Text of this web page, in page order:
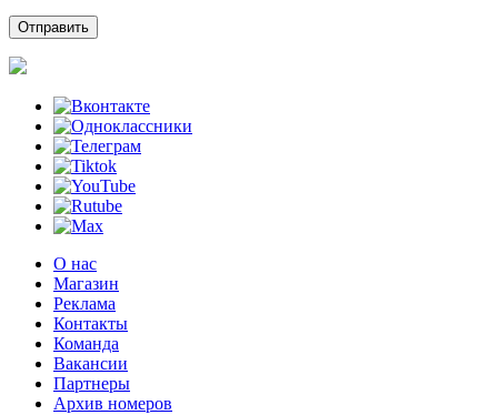
О нас
Магазин
Реклама
Контакты
Команда
Вакансии
Партнеры
Архив номеров